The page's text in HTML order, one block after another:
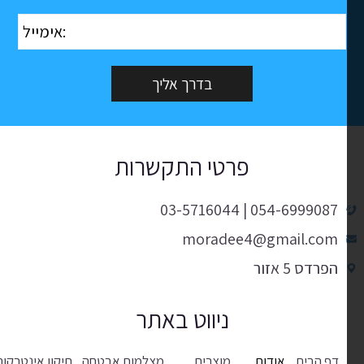
פרטי התקשרות
054-6999087
|
03-5716044
moradee4@gmail.com
הפרדס 5 אזור
ניווט באתר